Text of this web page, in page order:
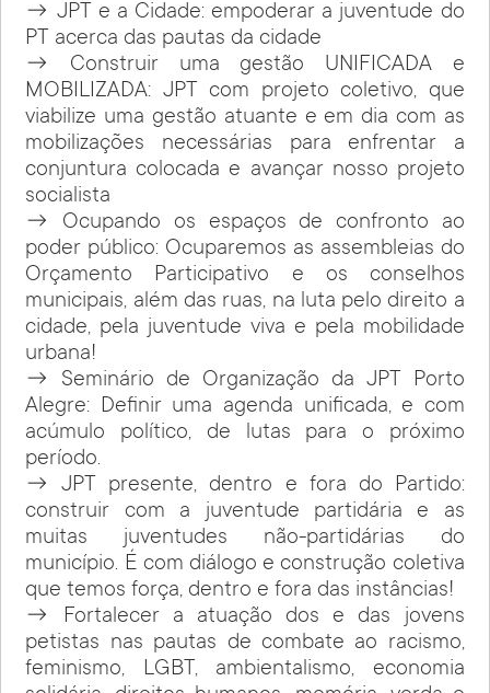
→ JPT e a Cidade: empoderar a juventude do
PT acerca das pautas da cidade
→ Construir uma gestão UNIFICADA e
MOBILIZADA: JPT com projeto coletivo, que
viabilize uma gestão atuante e em dia com as
mobilizações necessárias para enfrentar a
conjuntura colocada e avançar nosso projeto
socialista
→ Ocupando os espaços de confronto ao
poder público: Ocuparemos as assembleias do
Orçamento Participativo e os conselhos
municipais, além das ruas, na luta pelo direito a
cidade, pela juventude viva e pela mobilidade
urbana!
→ Seminário de Organização da JPT Porto
Alegre: Definir uma agenda unificada, e com
acúmulo político, de lutas para o próximo
período.
→ JPT presente, dentro e fora do Partido:
construir com a juventude partidária e as
muitas juventudes não-partidárias do
município. É com diálogo e construção coletiva
que temos força, dentro e fora das instâncias!
→ Fortalecer a atuação dos e das jovens
petistas nas pautas de combate ao racismo,
feminismo, LGBT, ambientalismo, economia